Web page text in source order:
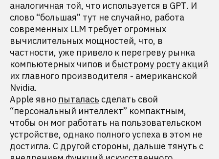
аналогичная той, что используется в GPT. И
слово “большая” тут не случайно, работа
современных LLM требует огромных
вычислительных мощностей, что, в
частности, уже привело к перегреву рынка
компьютерных чипов и быстрому росту акций
их главного производителя - американской
Nvidia.
Apple явно пыталась сделать свой
“персональный интеллект” компактным,
чтобы он мог работать на пользовательском
устройстве, однако полного успеха в этом не
достигла. С другой стороны, дальше тянуть с